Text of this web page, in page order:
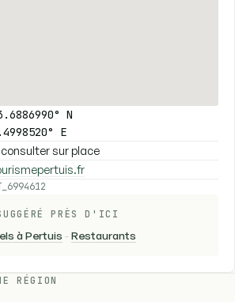
N
E
sur place
PRÈS D'ICI
à Pertuis -Restaurants
RÉGION